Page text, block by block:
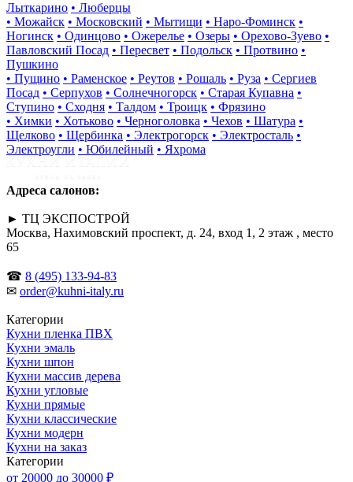
Лыткарино • Люберцы
• Можайск • Московский • Мытищи • Наро-Фоминск •
Ногинск • Одинцово • Ожерелье • Озеры • Орехово-Зуево •
Павловский Посад • Пересвет • Подольск • Протвино •
Пушкино
• Пущино • Раменское • Реутов • Рошаль • Руза • Сергиев
Посад • Серпухов • Солнечногорск • Старая Купавна •
Ступино • Сходня • Талдом • Троицк • Фрязино
• Химки • Хотьково • Черноголовка • Чехов • Шатура •
Щелково • Щербинка • Электрогорск • Электросталь •
Электроугли • Юбилейный • Яхрома
Адреса салонов:
► ТЦ ЭКСПОСТРОЙ
Москва, Нахимовский проспект, д. 24, вход 1, 2 этаж , место
65
☎ 8 (495) 133-94-83
✉ order@kuhni-italy.ru
Категории
Кухни пленка ПВХ
Кухни эмаль
Кухни шпон
Кухни массив дерева
Кухни угловые
Кухни прямые
Кухни классические
Кухни модерн
Кухни на заказ
Категории
от 20000 до 30000 ₽